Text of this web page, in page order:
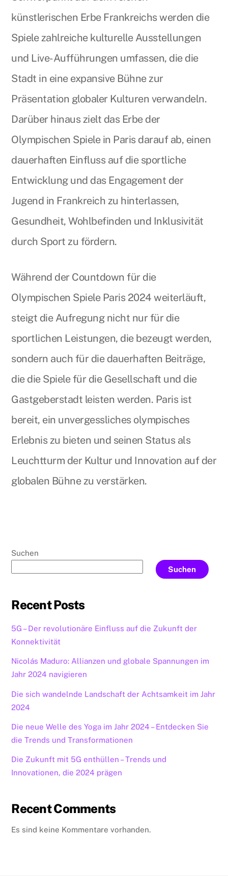
künstlerischen Erbe Frankreichs werden die
Spiele zahlreiche kulturelle Ausstellungen
und Live-Aufführungen umfassen, die die
Stadt in eine expansive Bühne zur
Präsentation globaler Kulturen verwandeln.
Darüber hinaus zielt das Erbe der
Olympischen Spiele in Paris darauf ab, einen
dauerhaften Einfluss auf die sportliche
Entwicklung und das Engagement der
Jugend in Frankreich zu hinterlassen,
Gesundheit, Wohlbefinden und Inklusivität
durch Sport zu fördern.
Während der Countdown für die
Olympischen Spiele Paris 2024 weiterläuft,
steigt die Aufregung nicht nur für die
sportlichen Leistungen, die bezeugt werden,
sondern auch für die dauerhaften Beiträge,
die die Spiele für die Gesellschaft und die
Gastgeberstadt leisten werden. Paris ist
bereit, ein unvergessliches olympisches
Erlebnis zu bieten und seinen Status als
Leuchtturm der Kultur und Innovation auf der
globalen Bühne zu verstärken.
Suchen
Suchen
Recent Posts
5G – Der revolutionäre Einfluss auf die Zukunft der
Konnektivität
Nicolás Maduro: Allianzen und globale Spannungen im
Jahr 2024 navigieren
Die sich wandelnde Landschaft der Achtsamkeit im Jahr
2024
Die neue Welle des Yoga im Jahr 2024 – Entdecken Sie
die Trends und Transformationen
Die Zukunft mit 5G enthüllen – Trends und
Innovationen, die 2024 prägen
Recent Comments
Es sind keine Kommentare vorhanden.